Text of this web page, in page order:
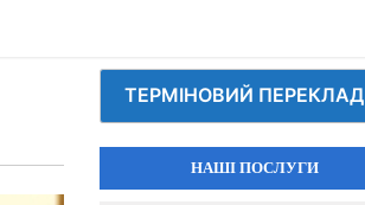
ТЕРМІНОВИЙ ПЕРЕКЛАД
НАШІ ПОСЛУГИ